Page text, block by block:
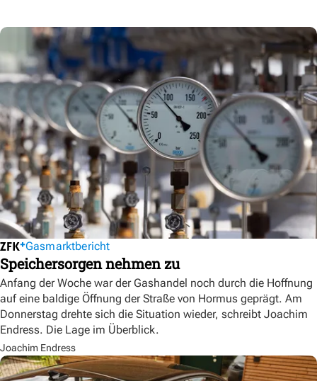
Gasmarktbericht
Speichersorgen nehmen zu
Anfang der Woche war der Gashandel noch durch die Hoffnung
auf eine baldige Öffnung der Straße von Hormus geprägt. Am
Donnerstag drehte sich die Situation wieder, schreibt Joachim
Endress. Die Lage im Überblick.
Joachim Endress